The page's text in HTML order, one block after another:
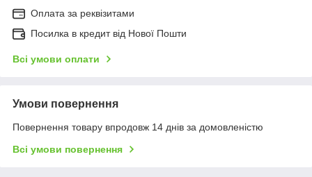
Оплата за реквізитами
Посилка в кредит від Нової Пошти
Всі умови оплати
Умови повернення
Повернення товару впродовж 14 днів за домовленістю
Всі умови повернення